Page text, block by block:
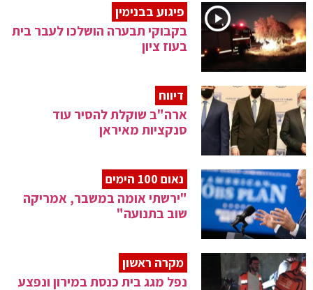
פיגוע בבנימין
בקבוקי תבערה הושלכו לעבר בית
בעוז ציון
דיווח
ארה"ב שוקלת להסיר עוד
סנקציות מאיראן
נאום 100 הימים
"ירשתי אומה במשבר, אמריקה
שוב בתנועה"
מקרה ראשון
נפל מגג בית כנסת במירון ונפצע